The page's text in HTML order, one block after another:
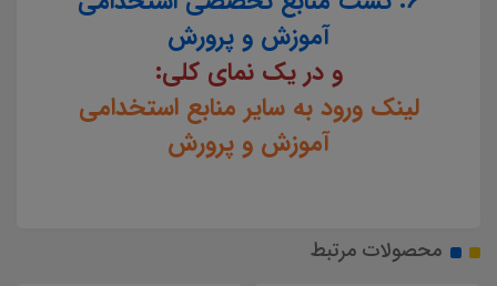
آموزش و پرورش
و در یک نمای کلی:
لینک ورود به سایر منابع استخدامی
آموزش و پرورش
محصولات مرتبط